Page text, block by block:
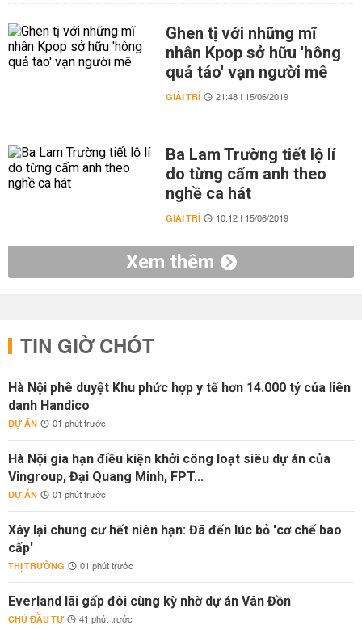
Ghen tị với những mĩ
nhân Kpop sở hữu 'hông
quả táo' vạn người mê
GIẢI TRÍ 21:48 | 15/06/2019
Ba Lam Trường tiết lộ lí
do từng cấm anh theo
nghề ca hát
GIẢI TRÍ 10:12 | 15/06/2019
Xem thêm
TIN GIỜ CHÓT
Hà Nội phê duyệt Khu phức hợp y tế hơn 14.000 tỷ của liên
danh Handico
DỰ ÁN 01 phút trước
Hà Nội gia hạn điều kiện khởi công loạt siêu dự án của
Vingroup, Đại Quang Minh, FPT...
DỰ ÁN 01 phút trước
Xây lại chung cư hết niên hạn: Đã đến lúc bỏ 'cơ chế bao
cấp'
THỊ TRƯỜNG 01 phút trước
Everland lãi gấp đôi cùng kỳ nhờ dự án Vân Đồn
CHỦ ĐẦU TƯ 41 phút trước